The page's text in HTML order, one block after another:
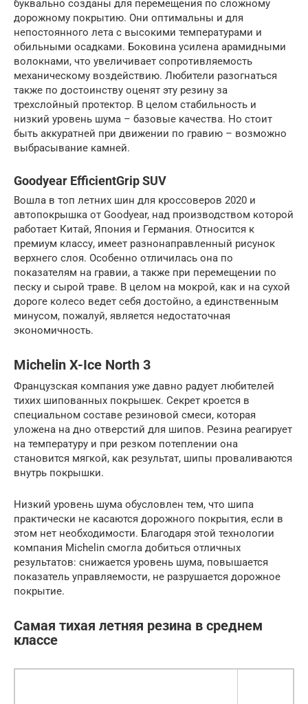
буквально созданы для перемещения по сложному
дорожному покрытию. Они оптимальны и для
непостоянного лета с высокими температурами и
обильными осадками. Боковина усилена арамидными
волокнами, что увеличивает сопротивляемость
механическому воздействию. Любители разогнаться
также по достоинству оценят эту резину за
трехслойный протектор. В целом стабильность и
низкий уровень шума – базовые качества. Но стоит
быть аккуратней при движении по гравию – возможно
выбрасывание камней.
Goodyear EfficientGrip SUV
Вошла в топ летних шин для кроссоверов 2020 и
автопокрышка от Goodyear, над производством которой
работает Китай, Япония и Германия. Относится к
премиум классу, имеет разнонаправленный рисунок
верхнего слоя. Особенно отличилась она по
показателям на гравии, а также при перемещении по
песку и сырой траве. В целом на мокрой, как и на сухой
дороге колесо ведет себя достойно, а единственным
минусом, пожалуй, является недостаточная
экономичность.
Michelin X-Ice North 3
Французская компания уже давно радует любителей
тихих шипованных покрышек. Секрет кроется в
специальном составе резиновой смеси, которая
уложена на дно отверстий для шипов. Резина реагирует
на температуру и при резком потеплении она
становится мягкой, как результат, шипы проваливаются
внутрь покрышки.
Низкий уровень шума обусловлен тем, что шипа
практически не касаются дорожного покрытия, если в
этом нет необходимости. Благодаря этой технологии
компания Michelin смогла добиться отличных
результатов: снижается уровень шума, повышается
показатель управляемости, не разрушается дорожное
покрытие.
Самая тихая летняя резина в среднем
классе